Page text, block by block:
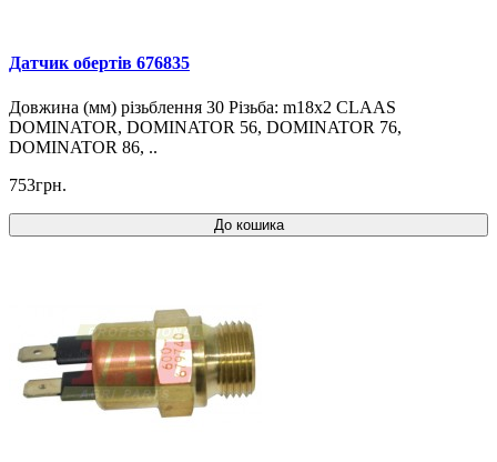
Датчик обертів 676835
Довжина (мм) різьблення 30 Різьба: m18x2 CLAAS
DOMINATOR, DOMINATOR 56, DOMINATOR 76,
DOMINATOR 86, ..
753грн.
До кошика